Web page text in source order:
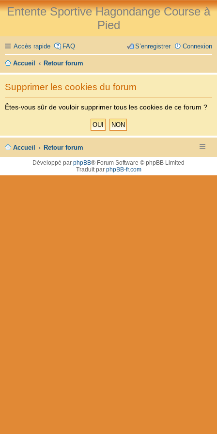
Entente Sportive Hagondange Course à
Pied
Accès rapide FAQ Connexion
S’enregistrer
Accueil Retour forum
Supprimer les cookies du forum
Êtes-vous sûr de vouloir supprimer tous les cookies de ce forum ?
Accueil Retour forum
Développé par phpBB® Forum Software © phpBB Limited
Traduit par phpBB-fr.com